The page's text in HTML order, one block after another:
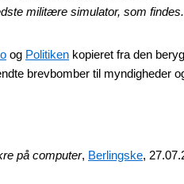
militære simulator, som findes.
og Politiken kopieret fra den
brevbomber til myndigheder
på computer, Berlingske,